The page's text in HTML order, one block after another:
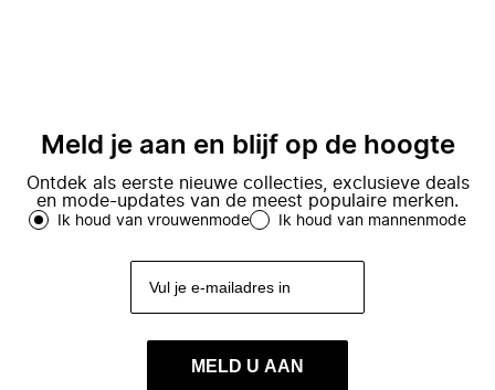
Meld je aan en blijf op de hoogte
Ontdek als eerste nieuwe collecties, exclusieve deals
en mode-updates van de meest populaire merken.
Ik houd van vrouwenmode Ik houd van mannenmode
MELD U AAN